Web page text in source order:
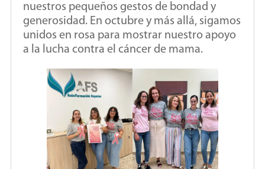
nuestros pequeños gestos de bondad y
generosidad. En octubre y más allá, sigamos
unidos en rosa para mostrar nuestro apoyo
a la lucha contra el cáncer de mama.